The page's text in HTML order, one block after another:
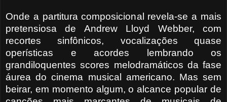
Onde a partitura composicional revela-se a mais
pretensiosa de Andrew Lloyd Webber, com
recortes sinfônicos, vocalizações quase
operísticas e acordes lembrando os
grandiloquentes scores melodramáticos da fase
áurea do cinema musical americano. Mas sem
beirar, em momento algum, o alcance popular de